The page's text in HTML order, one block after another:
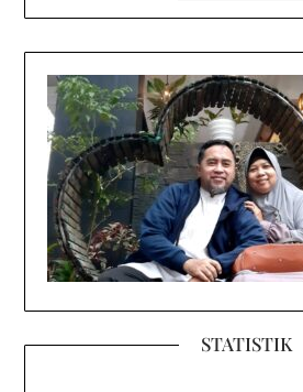
STATISTIK